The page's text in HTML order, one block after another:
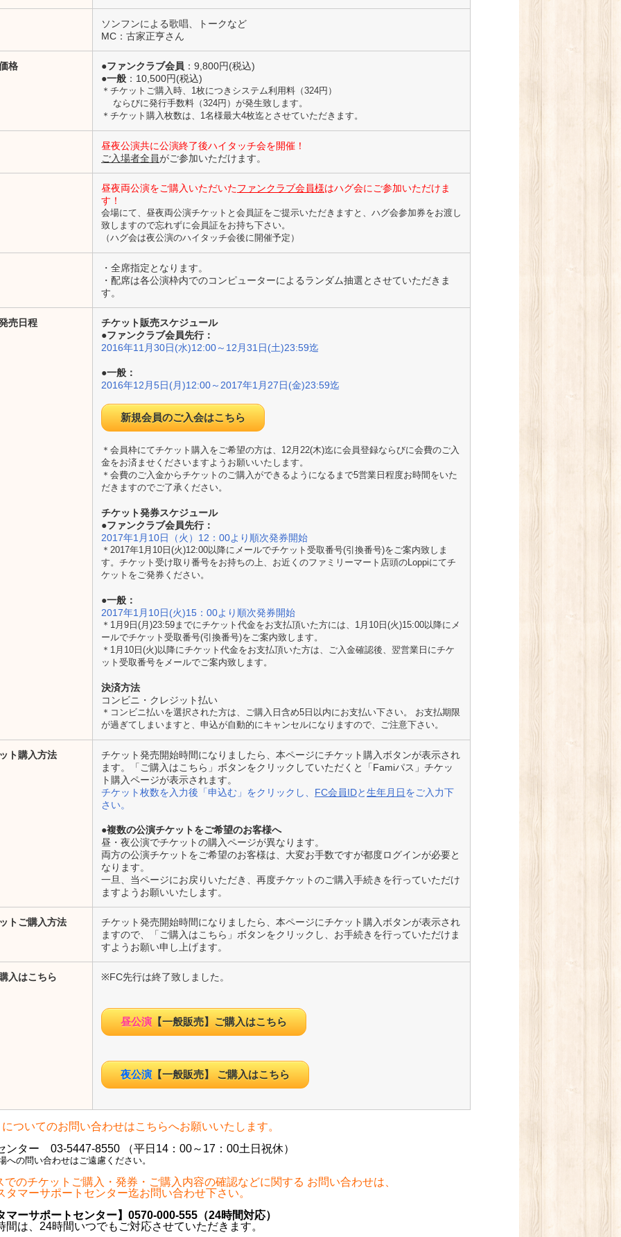
ソンフンによる歌唱、トークなど
MC：古家正亨さん
格 ●ファンクラブ会員 ：9,800円(税込)
●一般 ：10,500円(税込)
＊チケットご購入時、1枚につきシステム利用料（324円）
ならびに発行手数料（324円）が発生致します。
＊チケット購入枚数は、1名様最大4枚迄とさせていただきます。
昼夜公演共に公演終了後ハイタッチ会を開催！
ご入場者全員がご参加いただけます。
昼夜両公演をご購入いただいたファンクラブ会員様はハグ会にご参加いただけま
す！
会場にて、昼夜両公演チケットと会員証をご提示いただきますと、ハグ会参加券をお渡し
致しますので忘れずに会員証をお持ち下さい。
（ハグ会は夜公演のハイタッチ会後に開催予定）
・全席指定となります。
・配席は各公演枠内でのコンピューターによるランダム抽選とさせていただきま
す。
売日程
チケット販売スケジュール
●ファンクラブ会員先行：
2016年11月30日(水)12:00～12月31日(土)23:59迄
●一般：
2016年12月5日(月)12:00～2017年1月27日(金)23:59迄
新規会員のご入会はこちら
＊会員枠にてチケット購入をご希望の方は、12月22(木)迄に会員登録ならびに会費のご入
金をお済ませくださいますようお願いいたします。
＊会費のご入金からチケットのご購入ができるようになるまで5営業日程度お時間をいた
だきますのでご了承ください。
チケット発券スケジュール
●ファンクラブ会員先行：
2017年1月10日（火）12：00より順次発券開始
＊2017年1月10日(火)12:00以降にメールでチケット受取番号(引換番号)をご案内致しま
す。チケット受け取り番号をお持ちの上、お近くのファミリーマート店頭のLoppiにてチ
ケットをご発券ください。
●一般：
2017年1月10日(火)15：00より順次発券開始
＊1月9日(月)23:59までにチケット代金をお支払頂いた方には、1月10日(火)15:00以降にメ
ールでチケット受取番号(引換番号)をご案内致します。
＊1月10日(火)以降にチケット代金をお支払頂いた方は、ご入金確認後、翌営業日にチケ
ット受取番号をメールでご案内致します。
決済方法
コンビニ・クレジット払い
＊コンビニ払いを選択された方は、ご購入日含め5日以内にお支払い下さい。 お支払期限
が過ぎてしまいますと、申込が自動的にキャンセルになりますので、ご注意下さい。
ト購入方法
チケット発売開始時間になりましたら、本ページにチケット購入ボタンが表示され
ます。「ご購入はこちら」ボタンをクリックしていただくと「Famiパス」チケッ
ト購入ページが表示されます。
チケット枚数を入力後「申込む」をクリックし、 FC会員IDと生年月日をご入力下
さい。
●複数の公演チケットをご希望のお客様へ
昼・夜公演でチケットの購入ページが異なります。
両方の公演チケットをご希望のお客様は、大変お手数ですが都度ログインが必要と
なります。
一旦、当ページにお戻りいただき、再度チケットのご購入手続きを行っていただけ
ますようお願いいたします。
トご購入方法
チケット発売開始時間になりましたら、本ページにチケット購入ボタンが表示され
ますので、「ご購入はこちら」ボタンをクリックし、お手続きを行っていただけま
すようお願い申し上げます。
入はこちら ※FC先行は終了致しました。
昼公演 【一般販売】ご購入はこちら
夜公演 【一般販売】 ご購入はこちら
ついてのお問い合わせはこちらへお願いいたします。
ター 03-5447-8550 （平日14：00～17：00土日祝休）
への問い合わせはご遠慮ください。
でのチケットご購入・発券・ご購入内容の確認などに関する お問い合わせは、
マーサポートセンター迄お問い合わせ下さい。
マーサポートセンター】0570‐000‐555（24時間対応）
、24時間いつでもご対応させていただきます。